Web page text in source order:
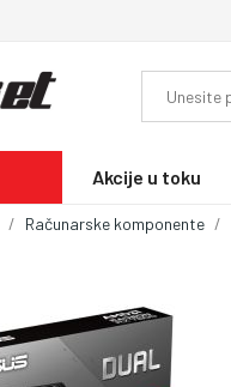
Akcije u toku
Računarske komponente